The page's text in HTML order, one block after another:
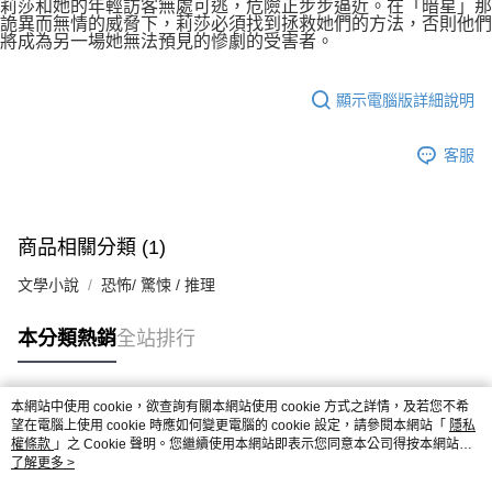
莉莎和她的年輕訪客無處可逃，危險正步步逼近。在「暗星」那
詭異而無情的威脅下，莉莎必須找到拯救她們的方法，否則他們
將成為另一場她無法預見的慘劇的受害者。
顯示電腦版詳細說明
客服
商品相關分類 (1)
文學小說 恐怖/ 驚悚 / 推理
本分類熱銷全站排行
熱門標籤
本網站中使用 cookie，欲查詢有關本網站使用 cookie 方式之詳情，及若您不希
望在電腦上使用 cookie 時應如何變更電腦的 cookie 設定，請參閱本網站「 隱私
權條款 」之 Cookie 聲明。您繼續使用本網站即表示您同意本公司得按本網站使
用條款之 Cookie 聲明使用 cookie。
了解更多 >